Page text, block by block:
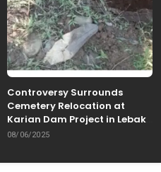
Controversy Surrounds
Cemetery Relocation at
Karian Dam Project in Lebak,
Banten
08/06/2025